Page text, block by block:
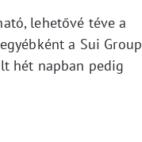
lehetővé téve a
a Sui Group
hét napban pedig